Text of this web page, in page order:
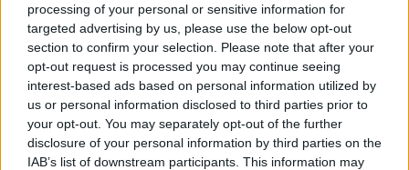
processing of your personal or sensitive information for
targeted advertising by us, please use the below opt-out
section to confirm your selection. Please note that after your
opt-out request is processed you may continue seeing
interest-based ads based on personal information utilized by
us or personal information disclosed to third parties prior to
your opt-out. You may separately opt-out of the further
disclosure of your personal information by third parties on the
IAB’s list of downstream participants. This information may
A 45 éves híresség a húszas éveiben olyan
márkákat képviselt, mint a Dior, az Yves Saint
Laurent és a Chanel. 1997-ben azonban
felhagyott a modellkedéssel, hogy zenei
pályafutását egyengesse. Első albuma 1999-
ben jelent meg és kétmilliós példányszámban
kelt el.